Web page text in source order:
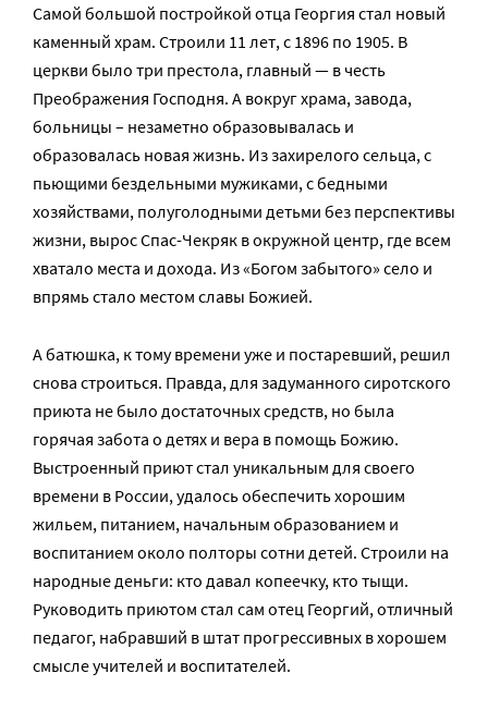
Самой большой постройкой отца Георгия стал новый
каменный храм. Строили 11 лет, с 1896 по 1905. В
церкви было три престола, главный — в честь
Преображения Господня. А вокруг храма, завода,
больницы – незаметно образовывалась и
образовалась новая жизнь. Из захирелого сельца, с
пьющими бездельными мужиками, с бедными
хозяйствами, полуголодными детьми без перспективы
жизни, вырос Спас-Чекряк в окружной центр, где всем
хватало места и дохода. Из «Богом забытого» село и
впрямь стало местом славы Божией.
А батюшка, к тому времени уже и постаревший, решил
снова строиться. Правда, для задуманного сиротского
приюта не было достаточных средств, но была
горячая забота о детях и вера в помощь Божию.
Выстроенный приют стал уникальным для своего
времени в России, удалось обеспечить хорошим
жильем, питанием, начальным образованием и
воспитанием около полторы сотни детей. Строили на
народные деньги: кто давал копеечку, кто тыщи.
Руководить приютом стал сам отец Георгий, отличный
педагог, набравший в штат прогрессивных в хорошем
смысле учителей и воспитателей.